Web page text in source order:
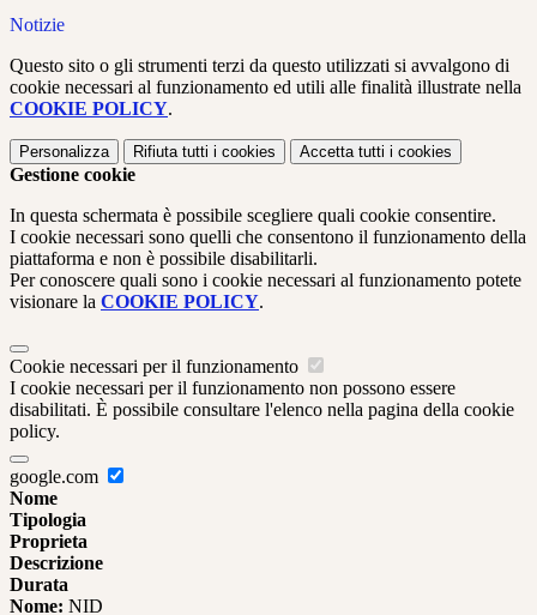
Notizie
Questo sito o gli strumenti terzi da questo utilizzati si avvalgono di
cookie necessari al funzionamento ed utili alle finalità illustrate nella
COOKIE POLICY.
Personalizza Rifiuta tutti i cookies Accetta tutti i cookies
Gestione cookie
In questa schermata è possibile scegliere quali cookie consentire.
I cookie necessari sono quelli che consentono il funzionamento della
piattaforma e non è possibile disabilitarli.
Per conoscere quali sono i cookie necessari al funzionamento potete
visionare la COOKIE POLICY.
Cookie necessari per il funzionamento
I cookie necessari per il funzionamento non possono essere
disabilitati. È possibile consultare l'elenco nella pagina della cookie
policy.
google.com
Nome
Tipologia
Proprieta
Descrizione
Durata
Nome: NID